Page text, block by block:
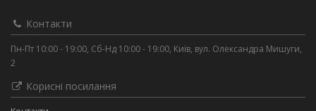
Контакти
Пн-Пт 10:00 - 19:00, Сб-Нд 10:00 - 19:00, Київ, вул. Олександра Мишуги,
2
Корисні посилання